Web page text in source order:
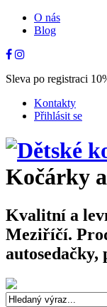
O nás
Blog
Sleva po registraci
Kontakty
Přihlásit se
Kočárky
Kvalitní a
Meziříčí.
autosedačky,